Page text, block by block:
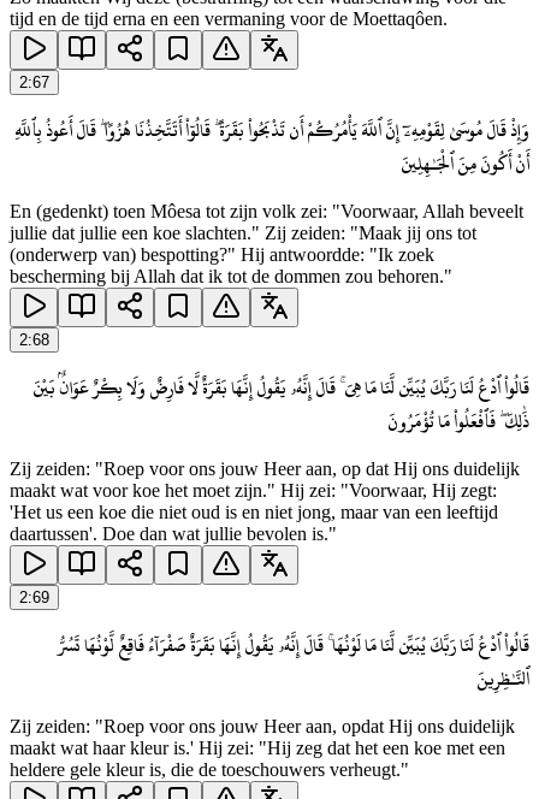
tijd en de tijd erna en een vermaning voor de Moettaqôen.
2:67
وَإِذْ قَالَ مُوسَىٰ لِقَوْمِهِۦٓ إِنَّ ٱللَّهَ يَأْمُرُكُمْ أَن تَذْبَحُوا۟ بَقَرَةً ۖ قَالُوٓا۟ أَتَتَّخِذُنَا هُزُوًا ۖ قَالَ أَعُوذُ بِٱللَّهِ
أَنْ أَكُونَ مِنَ ٱلْجَـٰهِلِينَ
En (gedenkt) toen Môesa tot zijn volk zei: "Voorwaar, Allah beveelt
jullie dat jullie een koe slachten." Zij zeiden: "Maak jij ons tot
(onderwerp van) bespotting?" Hij antwoordde: "Ik zoek
bescherming bij Allah dat ik tot de dommen zou behoren."
2:68
قَالُوا۟ ٱدْعُ لَنَا رَبَّكَ يُبَيِّن لَّنَا مَا هِىَ ۚ قَالَ إِنَّهُۥ يَقُولُ إِنَّهَا بَقَرَةٌ لَّا فَارِضٌ وَلَا بِكْرٌ عَوَانٌۢ بَيْنَ
ذَٰلِكَ ۖ فَٱفْعَلُوا۟ مَا تُؤْمَرُونَ
Zij zeiden: "Roep voor ons jouw Heer aan, op dat Hij ons duidelijk
maakt wat voor koe het moet zijn." Hij zei: "Voorwaar, Hij zegt:
'Het us een koe die niet oud is en niet jong, maar van een leeftijd
daartussen'. Doe dan wat jullie bevolen is."
2:69
قَالُوا۟ ٱدْعُ لَنَا رَبَّكَ يُبَيِّن لَّنَا مَا لَوْنُهَا ۚ قَالَ إِنَّهُۥ يَقُولُ إِنَّهَا بَقَرَةٌ صَفْرَآءُ فَاقِعٌ لَّوْنُهَا تَسُرُّ
ٱلنَّـٰظِرِينَ
Zij zeiden: "Roep voor ons jouw Heer aan, opdat Hij ons duidelijk
maakt wat haar kleur is.' Hij zei: "Hij zeg dat het een koe met een
heldere gele kleur is, die de toeschouwers verheugt."